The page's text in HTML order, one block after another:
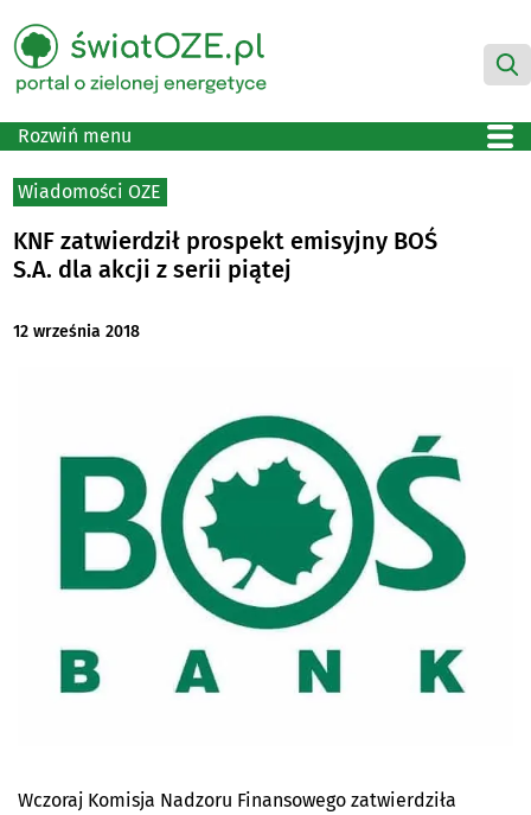
Rozwiń menu
Wiadomości OZE
KNF zatwierdził prospekt emisyjny BOŚ
S.A. dla akcji z serii piątej
12 września 2018
Wczoraj Komisja Nadzoru Finansowego zatwierdziła